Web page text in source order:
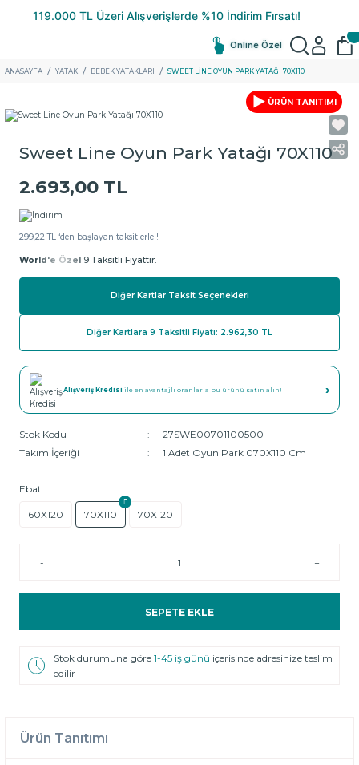
Online Özel
ANASAYFA YATAK BEBEK YATAKLARI SWEET LINE OYUN PARK YATAĞI 70X110
ÜRÜN TANITIMI
Sweet Line Oyun Park Yatağı 70X110
2.693,00 TL
299,22 TL ‘den başlayan taksitlerle!!
World'e Özel 9 Taksitli Fiyattır.
Diğer Kartlar Taksit Seçenekleri
Diğer Kartlara 9 Taksitli Fiyatı: 2.962,30 TL
Alışveriş Kredisi ile en avantajlı oranlarla bu ürünü satın alın! ›
Stok Kodu
27SWE00701100500
Takım İçeriği
1 Adet Oyun Park 070X110 Cm
Ebat
60X120 70X110 70X120
- +
SEPETE EKLE
Stok durumuna göre1-45 iş günü içerisinde adresinize teslim
edilir
Ürün Tanıtımı